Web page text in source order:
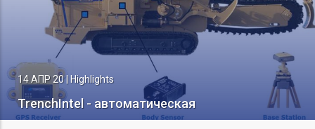
14 АПР 20|Highlights
TrenchIntel - автоматическая
система наведения машины